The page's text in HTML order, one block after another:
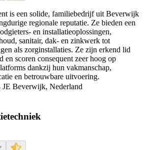
is een solide, familiebedrijf uit Beverwijk
regionale reputatie. Ze bieden een
en installatieoplossingen,
sanitair, dak- en zinkwerk tot
als zorginstallaties. Ze zijn erkend lid
en scoren consequent zeer hoog op
dankzij hun vakmanschap,
en betrouwbare uitvoering.
JE Beverwijk, Nederland